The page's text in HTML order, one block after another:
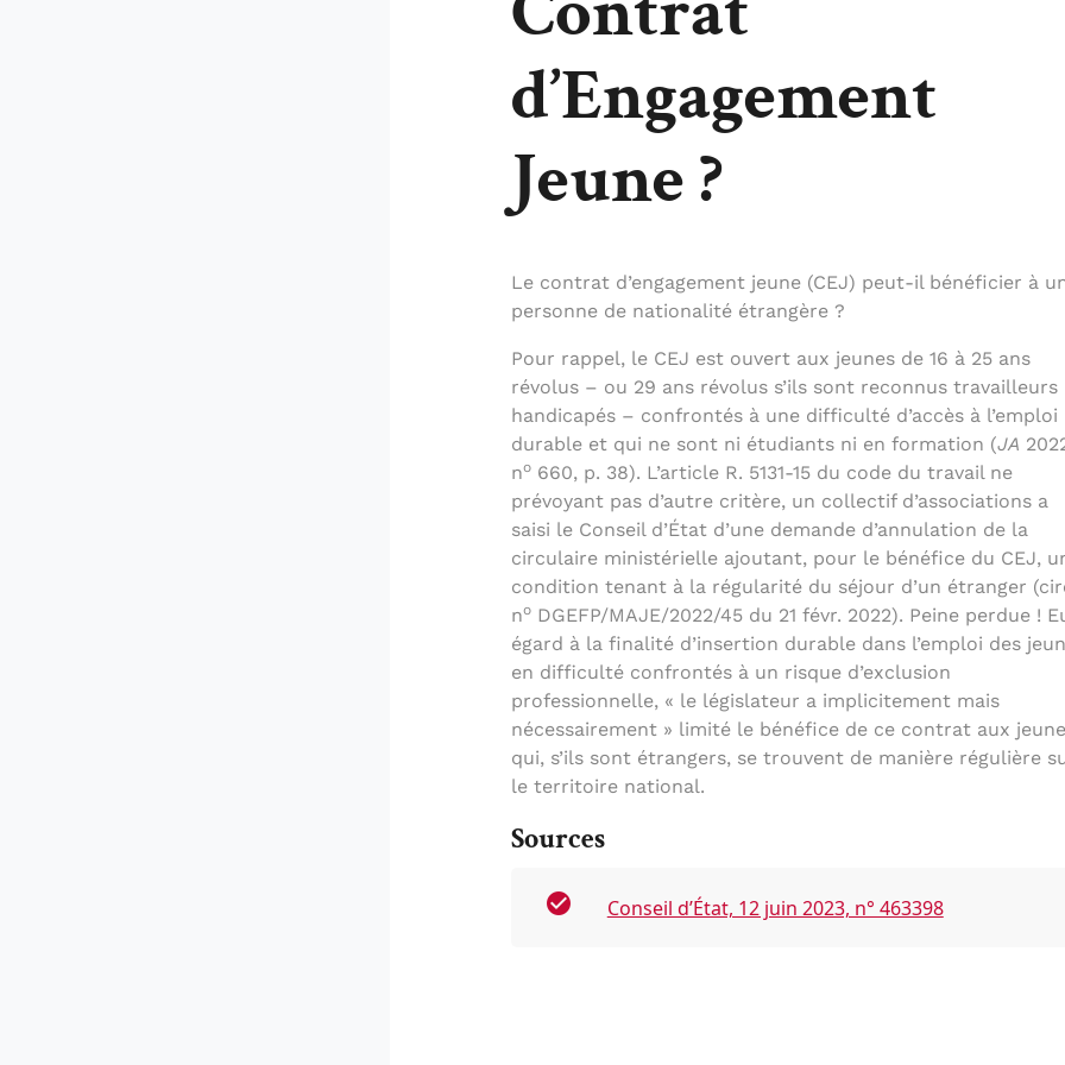
d’Engagement
Jeune ?
Le contrat d’engagement jeune (CEJ) peut-il bénéficier à
personne de nationalité étrangère ?
Pour rappel, le CEJ est ouvert aux jeunes de 16 à 25 ans
révolus – ou 29 ans révolus s’ils sont reconnus travailleurs
handicapés – confrontés à une difficulté d’accès à l’emploi
durable et qui ne sont ni étudiants ni en formation (JA
no660, p. 38). L’article R. 5131-15 du code du travail ne
prévoyant pas d’autre critère, un collectif d’associations a
saisi le Conseil d’État d’une demande d’annulation de la
circulaire ministérielle ajoutant, pour le bénéfice du CEJ,
condition tenant à la régularité du séjour d’un étranger
noDGEFP/MAJE/2022/45 du 21 févr. 2022). Peine perdue !
égard à la finalité d’insertion durable dans l’emploi des
en difficulté confrontés à un risque d’exclusion
professionnelle, « le législateur a implicitement mais
nécessairement » limité le bénéfice de ce contrat aux
qui, s’ils sont étrangers, se trouvent de manière régulière
le territoire national.
Sources
Conseil d’État, 12 juin 2023, n° 463398